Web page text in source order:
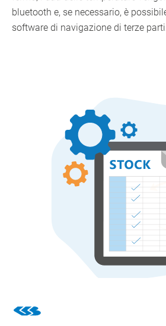
bluetooth e, se necessario, è
software di navigazione di terze